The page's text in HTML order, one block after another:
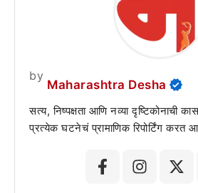
by
Maharashtra Desha
सत्य, निष्पक्षता आणि नव्या दृष्टिकोनाची
प्रत्येक घटनेचं प्रामाणिक रिपोर्टिंग